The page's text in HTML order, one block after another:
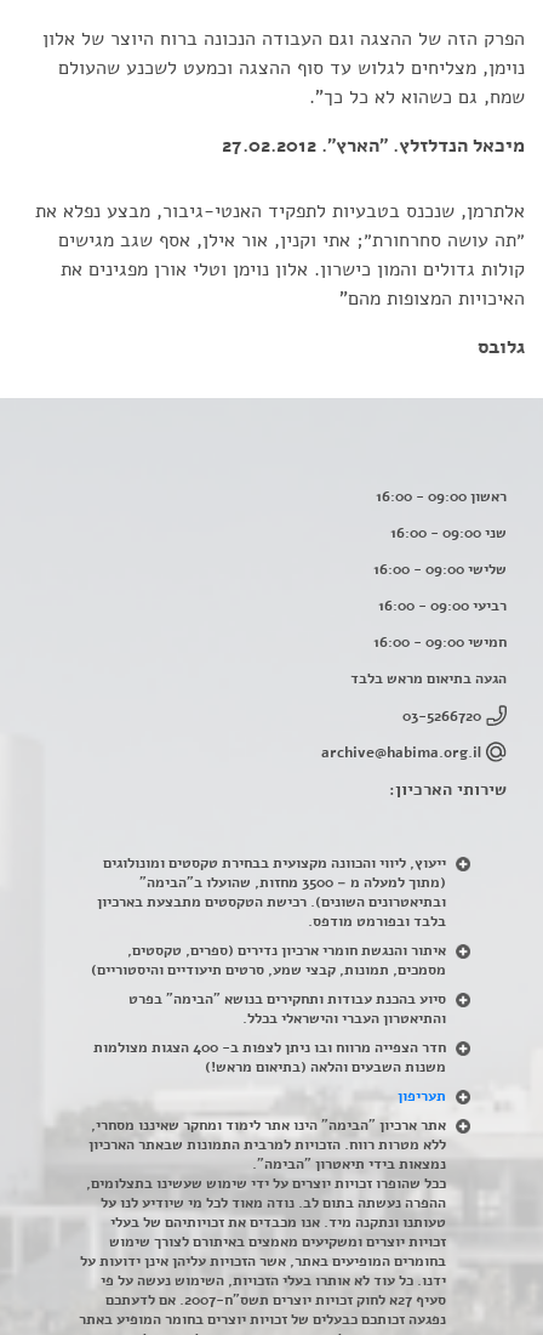
הפרק הזה של ההצגה וגם העבודה הנכונה ברוח היוצר של אלון
נוימן, מצליחים לגלוש עד סוף ההצגה וכמעט לשכנע שהעולם
שמח, גם כשהוא לא כל כך".
מיכאל הנדלזלץ. "הארץ". 27.02.2012
אלתרמן, שנכנס בטבעיות לתפקיד האנטי-גיבור, מבצע נפלא את
״תה עושה סחרחורת״; אתי וקנין, אור אילן, אסף שגב מגישים
קולות גדולים והמון כישרון. אלון נוימן וטלי אורן מפגינים את
האיכויות המצופות מהם”
גלובס
ראשון 09:00 - 16:00
שני 09:00 - 16:00
שלישי 09:00 - 16:00
רביעי 09:00 - 16:00
חמישי 09:00 - 16:00
הגעה בתיאום מראש בלבד
03-5266720
archive@habima.org.il
שירותי הארכיון:
ייעוץ, ליווי והכוונה מקצועית בבחירת טקסטים ומונולוגים
(מתוך למעלה מ – 3500 מחזות, שהועלו ב"הבימה"
ובתיאטרונים השונים). רכישת הטקסטים מתבצעת בארכיון
בלבד ובפורמט מודפס.
איתור והנגשת חומרי ארכיון נדירים (ספרים, טקסטים,
מסמכים, תמונות, קבצי שמע, סרטים תיעודיים והיסטוריים)
סיוע בהכנת עבודות ותחקירים בנושא "הבימה" בפרט
והתיאטרון העברי והישראלי בכלל.
חדר הצפייה מרווח ובו ניתן לצפות ב- 400 הצגות מצולמות
משנות השבעים והלאה (בתיאום מראש!)
תעריפון
אתר ארכיון "הבימה" הינו אתר לימוד ומחקר שאיננו מסחרי,
ללא מטרות רווח. הזכויות למרבית התמונות שבאתר הארכיון
נמצאות בידי תיאטרון "הבימה".
ככל שהופרו זכויות יוצרים על ידי שימוש שעשינו בתצלומים,
ההפרה נעשתה בתום לב. נודה מאוד לכל מי שיודיע לנו על
טעותנו ונתקנה מיד. אנו מכבדים את זכויותיהם של בעלי
זכויות יוצרים ומשקיעים מאמצים באיתורם לצורך שימוש
בחומרים המופיעים באתר, אשר הזכויות עליהן אינן ידועות על
ידנו. כל עוד לא אותרו בעלי הזכויות, השימוש נעשה על פי
סעיף 27א לחוק זכויות יוצרים תשס"ח-2007. אם לדעתכם
נפגעה זכותכם כבעלים של זכויות יוצרים בחומר המופיע באתר